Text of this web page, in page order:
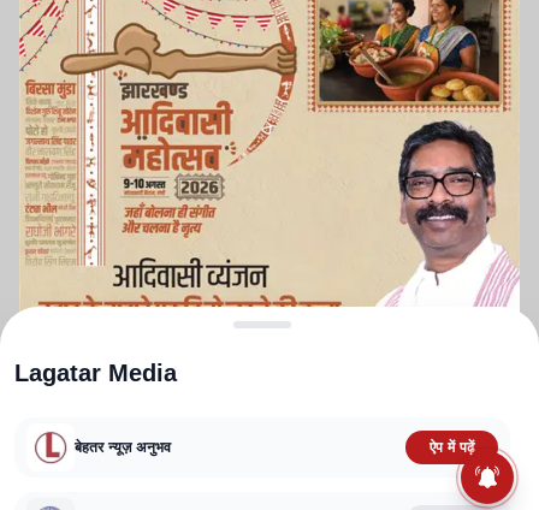
TERMS AND CONDITIONS
Lagatar Media
बेहतर न्यूज़ अनुभव ऐप में पढ़ें